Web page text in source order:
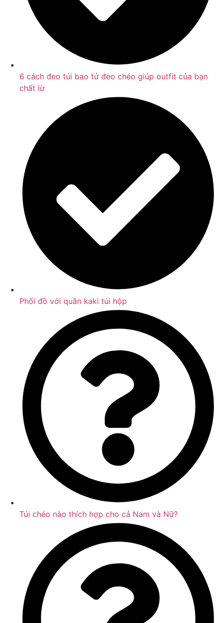
6 cách đeo túi bao tử đeo chéo giúp outfit của bạn
chất lừ
Phối đồ với quần kaki túi hộp
Túi chéo nào thích hợp cho cả Nam và Nữ?